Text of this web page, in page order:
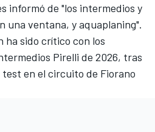
informó de "los intermedios y
una ventana, y aquaplaning".
ha sido crítico con los
Pirelli de 2026, tras
en el circuito de Fiorano